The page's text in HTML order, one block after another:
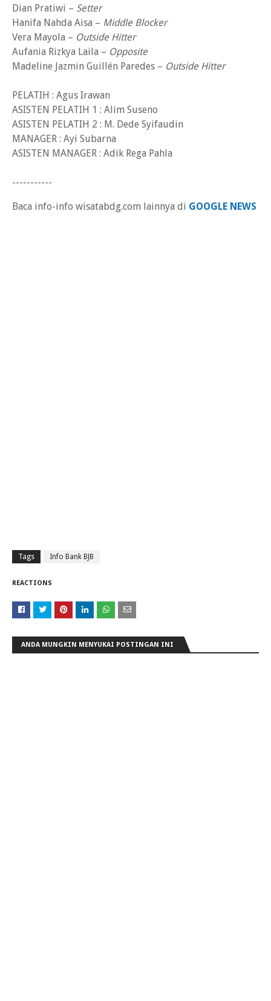
Dian Pratiwi – Setter
Hanifa Nahda Aisa – Middle Blocker
Vera Mayola – Outside Hitter
Aufania Rizkya Laila – Opposite
Madeline Jazmin Guillén Paredes – Outside Hitter
PELATIH : Agus Irawan
ASISTEN PELATIH 1 : Alim Suseno
ASISTEN PELATIH 2 : M. Dede Syifaudin
MANAGER : Ayi Subarna
ASISTEN MANAGER : Adik Rega Pahla
-----------
Baca info-info wisatabdg.com lainnya di GOOGLE NEWS
Tags Info Bank BJB
REACTIONS
ANDA MUNGKIN MENYUKAI POSTINGAN INI